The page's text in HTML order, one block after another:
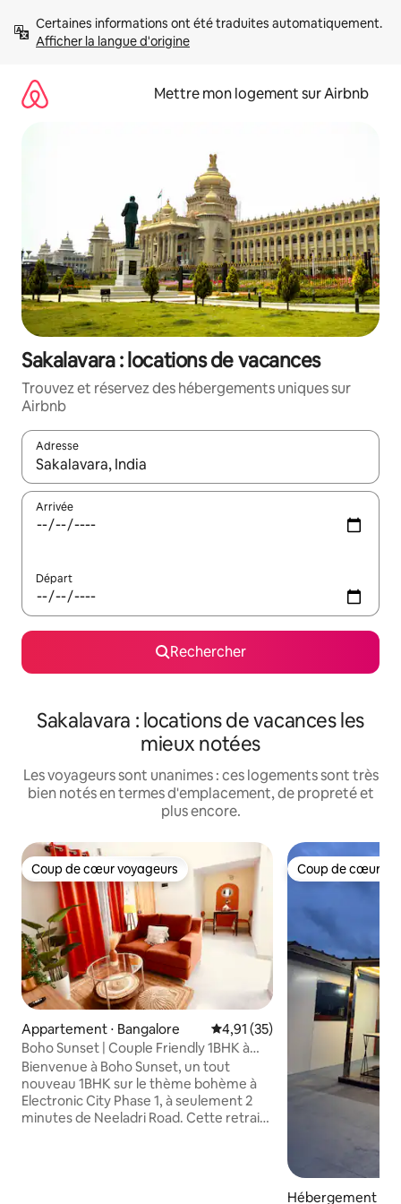
directement
Afficher la langue d'origine
Mettre mon logement sur Airbnb
Sakalavara : locations de vacances
Trouvez et réservez des hébergements uniques sur
Airbnb
Adresse
Lorsque les résultats s'affichent, utilisez les flèches vers le
Arrivée
Départ
Rechercher
Sakalavara : locations de vacances les
mieux notées
Les voyageurs sont unanimes : ces logements sont très
bien notés en termes d'emplacement, de propreté et
plus encore.
Coup de cœur voyageurs
Coup de cœur voyageurs
Appartement ⋅ Bangalore Évaluation moyenne sur la
4,91 (35)
Boho Sunset | Couple Friendly 1BHK à
Ecity Phase 1
Bienvenue à Boho Sunset, un tout
nouveau 1BHK sur le thème bohème à
Electronic City Phase 1, à seulement 2
minutes de Neeladri Road. Cette retraite
Coup de cœur
Coup de cœur
Hébergement ⋅